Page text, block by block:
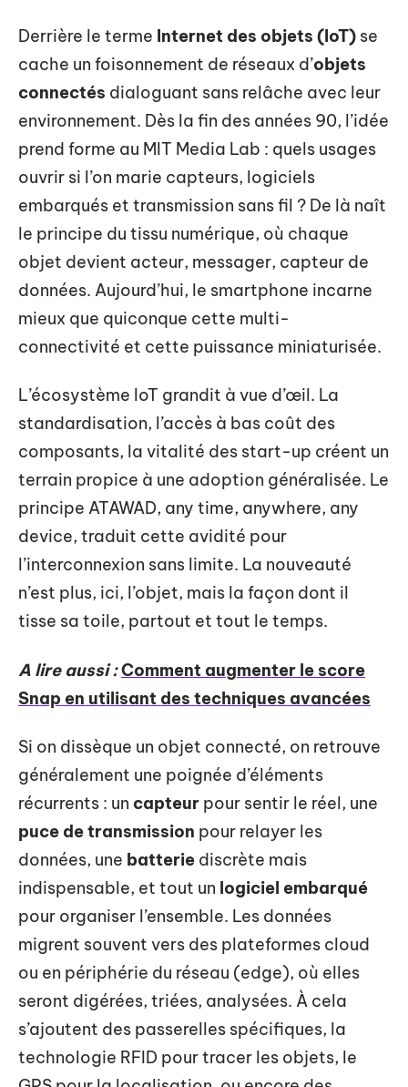
Derrière le terme Internet des objets (IoT) se
cache un foisonnement de réseaux d’objets
connectés dialoguant sans relâche avec leur
environnement. Dès la fin des années 90, l’idée
prend forme au MIT Media Lab : quels usages
ouvrir si l’on marie capteurs, logiciels
embarqués et transmission sans fil ? De là naît
le principe du tissu numérique, où chaque
objet devient acteur, messager, capteur de
données. Aujourd’hui, le smartphone incarne
mieux que quiconque cette multi-
connectivité et cette puissance miniaturisée.
L’écosystème IoT grandit à vue d’œil. La
standardisation, l’accès à bas coût des
composants, la vitalité des start-up créent un
terrain propice à une adoption généralisée. Le
principe ATAWAD, any time, anywhere, any
device, traduit cette avidité pour
l’interconnexion sans limite. La nouveauté
n’est plus, ici, l’objet, mais la façon dont il
tisse sa toile, partout et tout le temps.
A lire aussi :Comment augmenter le score
Snap en utilisant des techniques avancées
Si on dissèque un objet connecté, on retrouve
généralement une poignée d’éléments
récurrents : un capteur pour sentir le réel, une
puce de transmission pour relayer les
données, une batterie discrète mais
indispensable, et tout un logiciel embarqué
pour organiser l’ensemble. Les données
migrent souvent vers des plateformes cloud
ou en périphérie du réseau (edge), où elles
seront digérées, triées, analysées. À cela
s’ajoutent des passerelles spécifiques, la
technologie RFID pour tracer les objets, le